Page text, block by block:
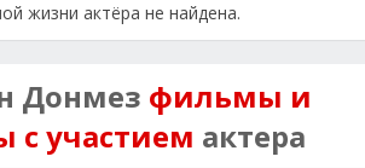
жизни актёра не найдена.
Донмез фильмы и
с участием актера